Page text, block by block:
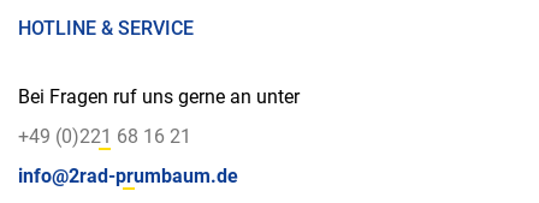
HOTLINE & SERVICE
Bei Fragen ruf uns gerne an unter
+49 (0)221 68 16 21
info@2rad-prumbaum.de